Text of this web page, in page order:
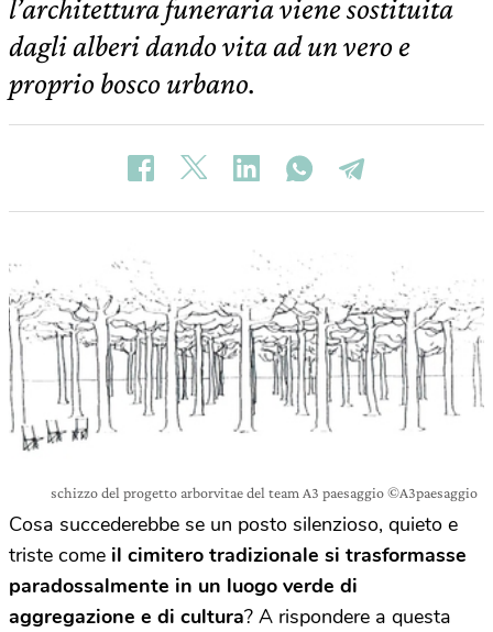
l’architettura funeraria viene sostituita
dagli alberi dando vita ad un vero e
proprio bosco urbano.
schizzo del progetto arborvitae del team A3 paesaggio ©A3paesaggio
Cosa succederebbe se un posto silenzioso, quieto e
triste come il cimitero tradizionale si trasformasse
paradossalmente in un luogo verde di
aggregazione e di cultura? A rispondere a questa